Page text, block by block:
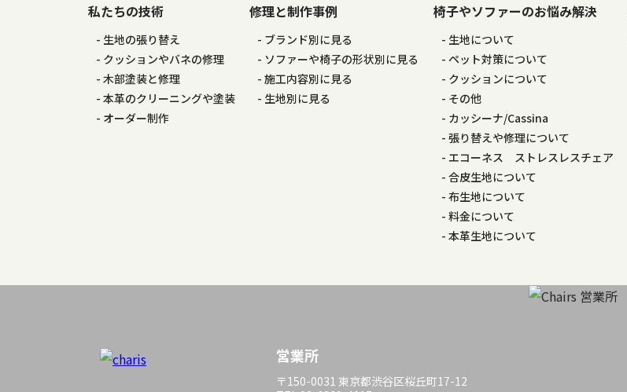
ゲ
ー
シ
私たちの技術
生地の張り替え
クッションやバネの修理
木部塗装と修理
本革のクリーニングや塗装
オーダー制作
修理と制作事例
ブランド別に見る
ソファーや椅子の形状別に見る
施工内容別に見る
生地別に見る
椅子やソファーのお悩み解決
生地について
ペット対策について
クッションについて
その他
カッシーナ/Cassina
張り替えや修理について
エコーネス ストレスレスチェア
合皮生地について
布生地について
料金について
本革生地について
営業所
〒150-0031 東京都渋谷区桜丘町17-12